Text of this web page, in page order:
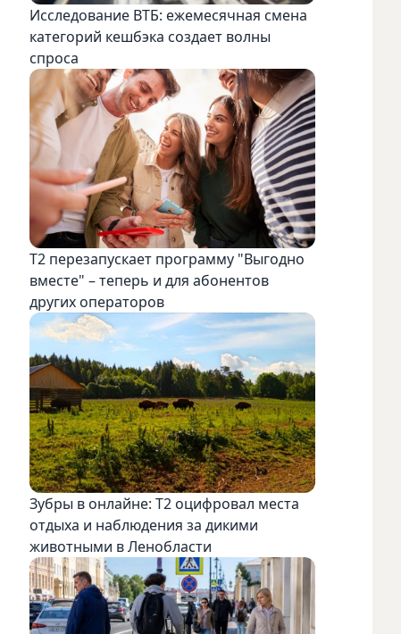
Исследование ВТБ: ежемесячная смена
категорий кешбэка создает волны
спроса
Т2 перезапускает программу "Выгодно
вместе" – теперь и для абонентов
других операторов
Зубры в онлайне: Т2 оцифровал места
отдыха и наблюдения за дикими
животными в Ленобласти